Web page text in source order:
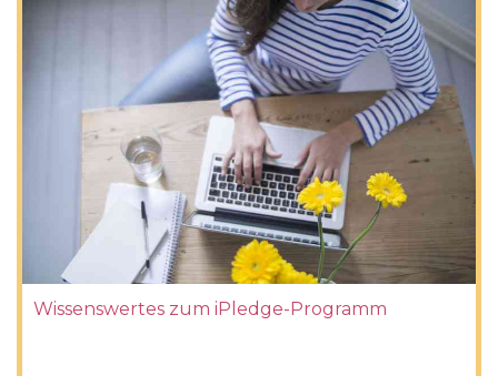
Wissenswertes zum iPledge-Programm